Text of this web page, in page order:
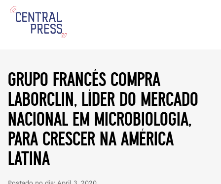
grupo francês compra
laborclin, líder do mercado
nacional em microbiologia,
para crescer na américa
latina